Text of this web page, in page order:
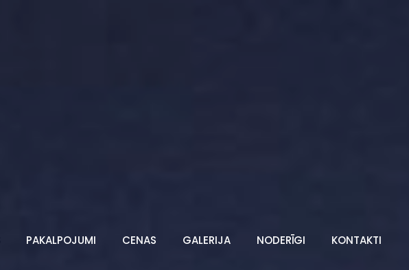
PAKALPOJUMI CENAS GALERIJA NODERĪGI KONTAKTI